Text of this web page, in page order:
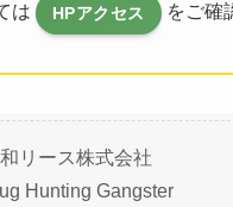
は
HPアクセス をご確
リース株式会社
Hunting Gangster